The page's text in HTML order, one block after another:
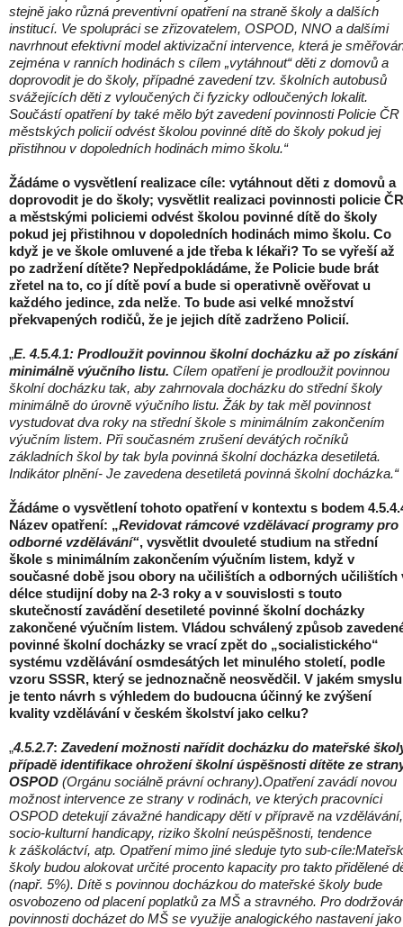
stejně jako různá preventivní opatření na straně školy a dalších
institucí. Ve spolupráci se zřizovatelem, OSPOD, NNO a dalšími
navrhnout efektivní model aktivizační intervence, která je
zejména v ranních hodinách s cílem „vytáhnout“ děti z domovů a
doprovodit je do školy, případné zavedení tzv. školních autobusů
svážejících děti z vyloučených či fyzicky odloučených lokalit.
Součástí opatření by také mělo být zavedení povinnosti Policie ČR
městských policií odvést školou povinné dítě do školy pokud jej
přistihnou v dopoledních hodinách mimo školu.“
Žádáme o vysvětlení realizace cíle: vytáhnout děti z domovů a
doprovodit je do školy; vysvětlit realizaci povinnosti policie ČR
a městskými policiemi odvést školou povinné dítě do školy
pokud jej přistihnou v dopoledních hodinách mimo školu. Co
když je ve škole omluvené a jde třeba k lékaři? To se vyřeší až
po zadržení dítěte? Nepředpokládáme, že Policie bude brát
zřetel na to, co jí dítě poví a bude si operativně ověřovat u
každého jedince, zda nelže. To bude asi velké množství
překvapených rodičů, že je jejich dítě zadrženo Policií.
„E. 4.5.4.1: Prodloužit povinnou školní docházku až po získání
minimálně výučního listu. Cílem opatření je prodloužit povinnou
školní docházku tak, aby zahrnovala docházku do střední školy
minimálně do úrovně výučního listu. Žák by tak měl povinnost
vystudovat dva roky na střední škole s minimálním zakončením
výučním listem. Při současném zrušení devátých ročníků
základních škol by tak byla povinná školní docházka desetiletá.
Indikátor plnění- Je zavedena desetiletá povinná školní docházka.“
Žádáme o vysvětlení tohoto opatření v kontextu s bodem
Název opatření: „Revidovat rámcové vzdělávací programy pro
odborné vzdělávání“, vysvětlit dvouleté studium na střední
škole s minimálním zakončením výučním listem, když v
současné době jsou obory na učilištích a odborných učilištích
délce studijní doby na 2-3 roky a v souvislosti s touto
skutečností zavádění desetileté povinné školní docházky
zakončené výučním listem. Vládou schválený způsob
povinné školní docházky se vrací zpět do „socialistického“
systému vzdělávání osmdesátých let minulého století, podle
vzoru SSSR, který se jednoznačně neosvědčil. V jakém smyslu
je tento návrh s výhledem do budoucna účinný ke zvýšení
kvality vzdělávání v českém školství jako celku?
„4.5.2.7: Zavedení možnosti nařídit docházku do mateřské
případě identifikace ohrožení školní úspěšnosti dítěte ze
OSPOD (Orgánu sociálně právní ochrany).Opatření zavádí novou
možnost intervence ze strany v rodinách, ve kterých pracovníci
OSPOD detekují závažné handicapy dětí v přípravě na vzdělávání,
socio-kulturní handicapy, riziko školní neúspěšnosti, tendence
k záškoláctví, atp. Opatření mimo jiné sleduje tyto sub-
školy budou alokovat určité procento kapacity pro takto přidělené
(např. 5%). Dítě s povinnou docházkou do mateřské školy bude
osvobozeno od placení poplatků za MŠ a stravného. Pro
povinnosti docházet do MŠ se využije analogického nastavení jako